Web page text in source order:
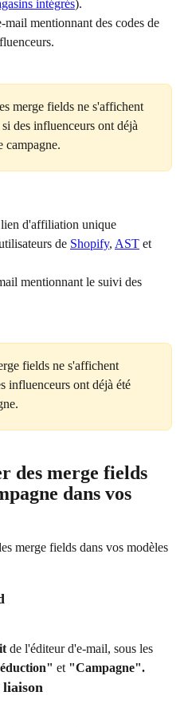
intégrés).
mail mentionnant des codes de
merge fields ne s'affichent
des influenceurs ont déjà
campagne.
d'affiliation unique
de Shopify, AST et
mentionnant le suivi des
fields ne s'affichent
influenceurs ont déjà été
des merge fields
dans vos
merge fields dans vos modèles
de l'éditeur d'e-mail, sous les
et "Campagne".
liaison